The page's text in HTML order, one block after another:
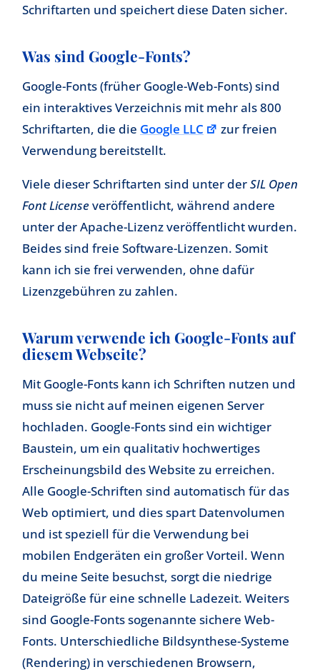
Schriftarten und speichert diese Daten sicher.
Was sind Google-Fonts?
Google-Fonts (früher Google-Web-Fonts) sind
ein interaktives Verzeichnis mit mehr als 800
Schriftarten, die die Google LLC
zur freien
Verwendung bereitstellt.
Viele dieser Schriftarten sind unter derSIL Open
Font Licenseveröffentlicht, während andere
unter der Apache-Lizenz veröffentlicht wurden.
Beides sind freie Software-Lizenzen. Somit
kann ich sie frei verwenden, ohne dafür
Lizenzgebühren zu zahlen.
Warum verwende ich Google-Fonts auf
diesem Webseite?
Mit Google-Fonts kann ich Schriften nutzen und
muss sie nicht auf meinen eigenen Server
hochladen. Google-Fonts sind ein wichtiger
Baustein, um ein qualitativ hochwertiges
Erscheinungsbild des Website zu erreichen.
Alle Google-Schriften sind automatisch für das
Web optimiert, und dies spart Datenvolumen
und ist speziell für die Verwendung bei
mobilen Endgeräten ein großer Vorteil. Wenn
du meine Seite besuchst, sorgt die niedrige
Dateigröße für eine schnelle Ladezeit. Weiters
sind Google-Fonts sogenannte sichere Web-
Fonts. Unterschiedliche Bildsynthese-Systeme
(Rendering) in verschiedenen Browsern,